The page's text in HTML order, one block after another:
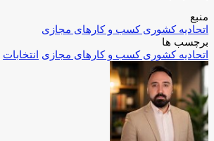
منبع
اتحادیه کشوری کسب و کارهای مجازی
برچسب ها
اتحادیه کشوری کسب و کارهای مجازی انتخابات